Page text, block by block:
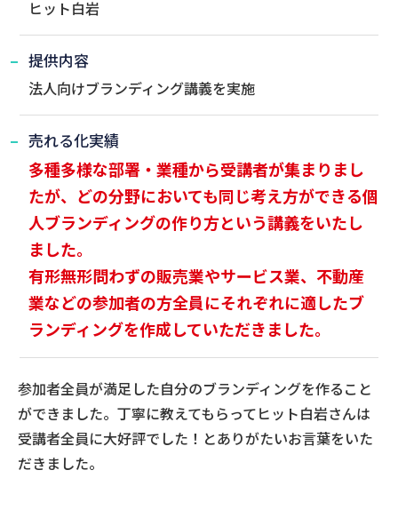
ヒット白岩
提供内容
法人向けブランディング講義を実施
売れる化実績
多種多様な部署・業種から受講者が集まりまし
たが、どの分野においても同じ考え方ができる個
人ブランディングの作り方という講義をいたし
ました。
有形無形問わずの販売業やサービス業、不動産
業などの参加者の方全員にそれぞれに適したブ
ランディングを作成していただきました。
参加者全員が満足した自分のブランディングを作ること
ができました。丁寧に教えてもらってヒット白岩さんは
受講者全員に大好評でした！とありがたいお言葉をいた
だきました。